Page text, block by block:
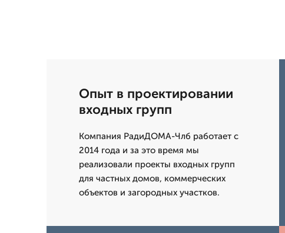
Опыт в проектировании
входных групп
Компания РадиДОМА-Члб работает с
2014 года и за это время мы
реализовали проекты входных групп
для частных домов, коммерческих
объектов и загородных участков.